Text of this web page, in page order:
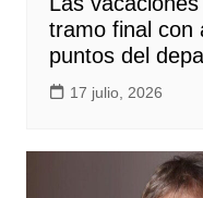
tramo final con
puntos del
17 julio, 2026